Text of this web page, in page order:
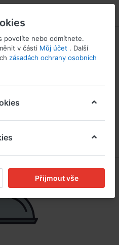
povolíte nebo odmítnete.
v části Můj účet . Další
zásadách ochrany osobních
Přijmout vše